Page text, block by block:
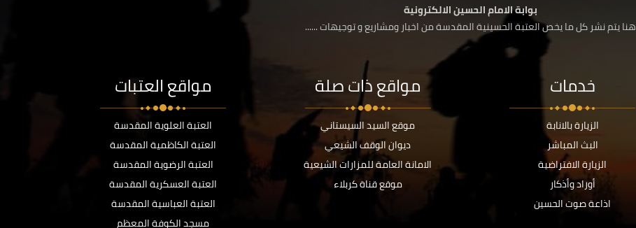
بوابة الامام الحسين الالكترونية
هنا يتم نشر كل ما يخص العتبة الحسينية المقدسة من اخبار ومشاريع و توجيهات ......
خدمات
الزيارة بالانابة
البث المباشر
الزيارة الافتراضية
أوراد وأذكار
اذاعة صوت الحسين
مواقع ذات صلة
موقع السيد السيستاني
ديوان الوقف الشيعي
الامانة العامة للمزارات الشيعية
موقع قناة كربلاء
مواقع العتبات
العتبة العلوية المقدسة
العتبة الكاظمية المقدسة
العتبة الرضوية المقدسة
العتبة العسكرية المقدسة
العتبة العباسية المقدسة
مسجد الكوفة المعظم